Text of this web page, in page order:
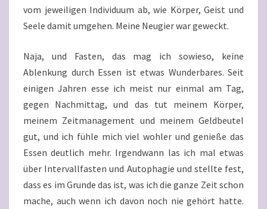
vom jeweiligen Individuum ab, wie Körper, Geist und
Seele damit umgehen. Meine Neugier war geweckt.
Naja, und Fasten, das mag ich sowieso, keine
Ablenkung durch Essen ist etwas Wunderbares. Seit
einigen Jahren esse ich meist nur einmal am Tag,
gegen Nachmittag, und das tut meinem Körper,
meinem Zeitmanagement und meinem Geldbeutel
gut, und ich fühle mich viel wohler und genieße das
Essen deutlich mehr. Irgendwann las ich mal etwas
über Intervallfasten und Autophagie und stellte fest,
dass es im Grunde das ist, was ich die ganze Zeit schon
mache, auch wenn ich davon noch nie gehört hatte.